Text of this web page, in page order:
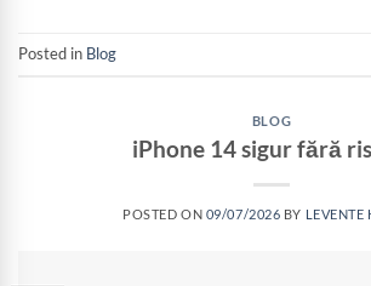
Posted in Blog
BLOG
iPhone 14 sigur fără
POSTED ON 09/07/2026 BY LEVENTE